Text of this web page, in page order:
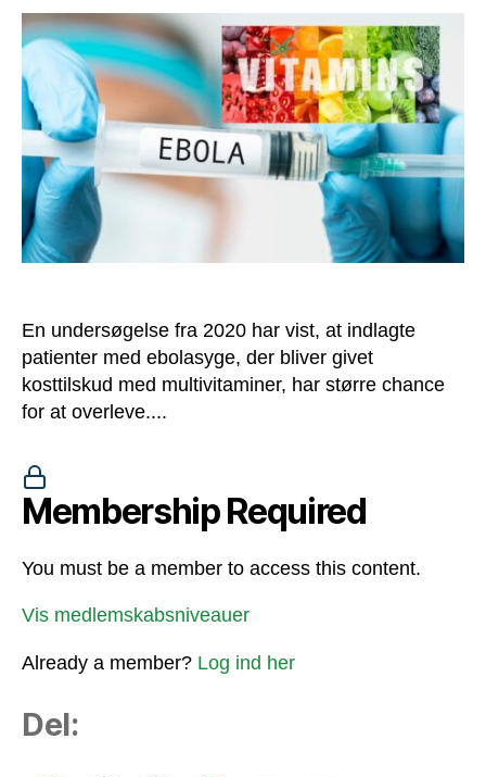
En undersøgelse fra 2020 har vist, at indlagte
patienter med ebolasyge, der bliver givet
kosttilskud med multivitaminer, har større chance
for at overleve....
Membership Required
You must be a member to access this content.
Vis medlemskabsniveauer
Already a member? Log ind her
Del: